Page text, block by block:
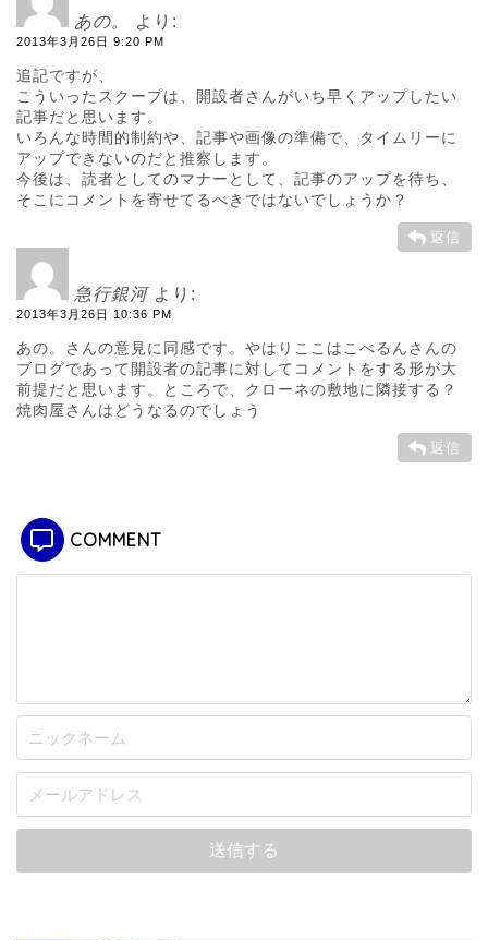
あの。 より:
2013年3月26日 9:20 PM
追記ですが、
こういったスクープは、開設者さんがいち早くアップしたい
記事だと思います。
いろんな時間的制約や、記事や画像の準備で、タイムリーに
アップできないのだと推察します。
今後は、読者としてのマナーとして、記事のアップを待ち、
そこにコメントを寄せてるべきではないでしょうか？
返信
急行銀河 より:
2013年3月26日 10:36 PM
あの。さんの意見に同感です。やはりここはこべるんさんの
ブログであって開設者の記事に対してコメントをする形が大
前提だと思います。ところで、クローネの敷地に隣接する？
焼肉屋さんはどうなるのでしょう
返信
COMMENT